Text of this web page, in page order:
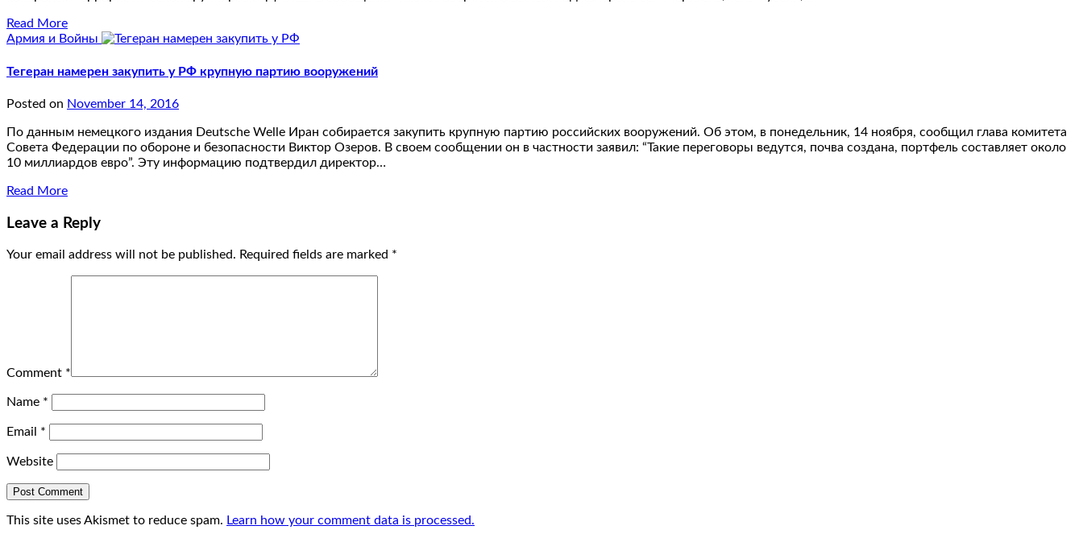
Read More
Армия и Войны
Тегеран намерен закупить у РФ крупную партию вооружений
Posted on November 14, 2016
По данным немецкого издания Deutsche Welle Иран собирается закупить крупную партию российских вооружений. Об этом, в понедельник, 14 ноября, сообщил глава комитета
Совета Федерации по обороне и безопасности Виктор Озеров. В своем сообщении он в частности заявил: “Такие переговоры ведутся, почва создана, портфель составляет около
10 миллиардов евро”. Эту информацию подтвердил директор…
Read More
Leave a Reply
Your email address will not be published. Required fields are marked *
Comment *
Name *
Email *
Website
This site uses Akismet to reduce spam. Learn how your comment data is processed.